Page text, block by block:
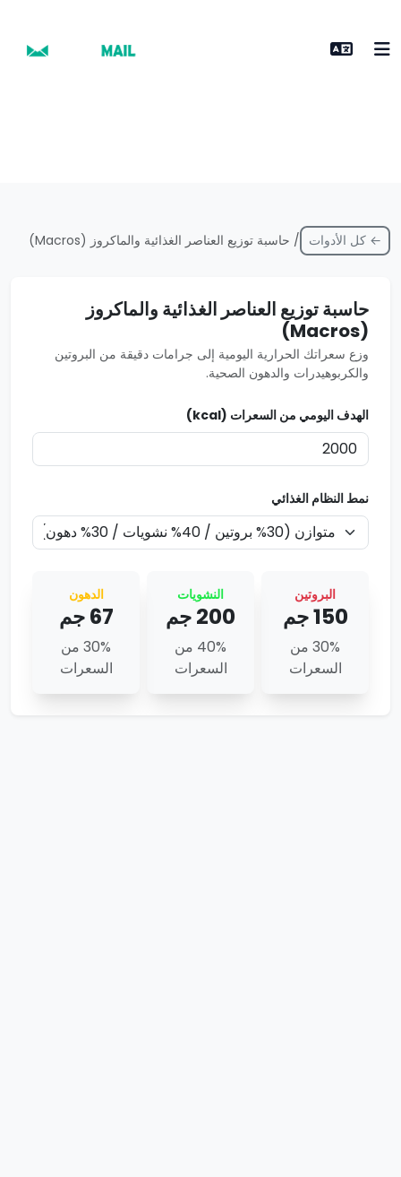
← كل الأدوات / حاسبة توزيع العناصر الغذائية والماكروز (Macros)
حاسبة توزيع العناصر الغذائية والماكروز
(Macros)
وزع سعراتك الحرارية اليومية إلى جرامات دقيقة من البروتين
والكربوهيدرات والدهون الصحية.
الهدف اليومي من السعرات (kcal)
نمط النظام الغذائي
البروتين
150جم
30% من
السعرات
النشويات
200جم
40% من
السعرات
الدهون
67جم
30% من
السعرات